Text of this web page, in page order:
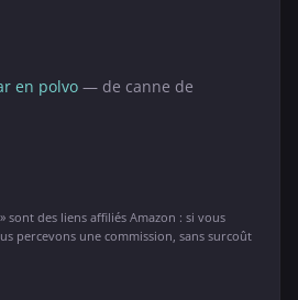
en polvo — de canne de
sont des liens affiliés Amazon : si vous
percevons une commission, sans surcoût